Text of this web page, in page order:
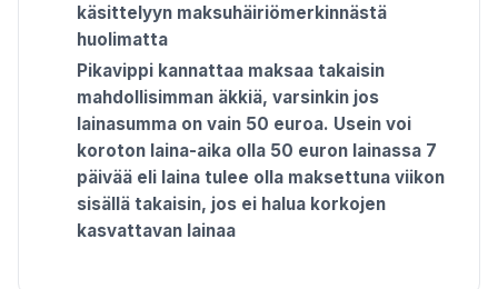
käsittelyyn maksuhäiriömerkinnästä
huolimatta
Pikavippi kannattaa maksaa takaisin
mahdollisimman äkkiä, varsinkin jos
lainasumma on vain 50 euroa. Usein voi
koroton laina-aika olla 50 euron lainassa 7
päivää eli laina tulee olla maksettuna viikon
sisällä takaisin, jos ei halua korkojen
kasvattavan lainaa